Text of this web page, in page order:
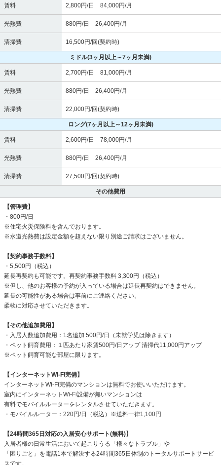
賃料 2,800円/日 84,000円/月
光熱費 880円/日 26,400円/月
清掃費 16,500円/回(契約時)
ミドル(3ヶ月以上～7ヶ月未満)
賃料 2,700円/日 81,000円/月
光熱費 880円/日 26,400円/月
清掃費 22,000円/回(契約時)
ロング(7ヶ月以上～12ヶ月未満)
賃料 2,600円/日 78,000円/月
光熱費 880円/日 26,400円/月
清掃費 27,500円/回(契約時)
その他費用
【管理費】
・800円/日
※住宅火災保険料を含んでおります。
※水道光熱費は設定金額を超えない限り別途ご請求はございません。
【契約事務手数料】
・5,500円（税込）
延長再契約も可能です。再契約事務手数料 3,300円（税込）
※但し、他のお客様の予約が入っている場合は延長再契約はできません。
延長の可能性がある場合は事前にご連絡ください。
柔軟に対応させていただきます。
【その他追加費用】
・入居人数追加費用：1名追加 500円/日（未就学児は除きます）
・ペット飼育費用：１匹あたり家賃500円/日アップ 清掃代11,000円アップ
※ペット飼育可能な部屋に限ります。
【インターネットWi-Fi完備】
インターネットWi-Fi完備のマンションは無料でお使いいただけます。
室内にインターネットWi-Fi設備が無いマンションは
有料でモバイルルーターをレンタルさせていただきます。
・モバイルルーター：220円/日（税込）※送料一律1,100円
【24時間365日対応の入居安心サポート(無料)】
入居者様の日常生活において起こりうる「様々なトラブル」や
「困りごと」を電話1本で解決する24時間365日体制のトータルサポートサービ
スです。